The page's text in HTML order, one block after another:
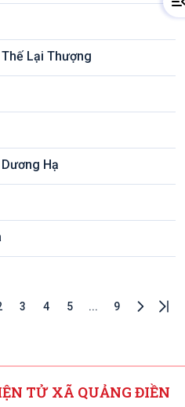
Lại Thượng
Hạ
3 4 5 ... 9
TỬ XÃ QUẢNG ĐIỀN